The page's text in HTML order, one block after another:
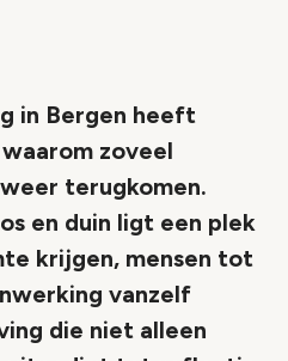
in Bergen heeft
zoveel
terugkomen.
en duin ligt een plek
krijgen, mensen tot
vanzelf
die niet alleen